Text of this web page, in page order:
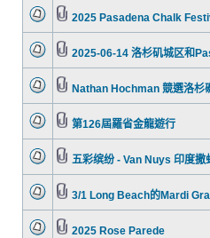
2025 Pasadena Chalk
2025-06-14 洛杉矶城区和
Nathan Hochman 競選洛杉
第126屆羅省金龍遊行
五彩缤纷 - Van Nuys 印度撒
3/1 Long Beach的Mardi
2025 Rose Parede